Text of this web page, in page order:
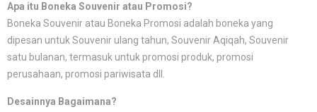
Apa itu Boneka Souvenir atau Promosi?
Boneka Souvenir atau Boneka Promosi adalah boneka yang
dipesan untuk Souvenir ulang tahun, Souvenir Aqiqah, Souvenir
satu bulanan, termasuk untuk promosi produk, promosi
perusahaan, promosi pariwisata dll.
Desainnya Bagaimana?